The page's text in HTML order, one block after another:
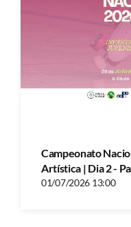
Campeonato
Artística | Dia 2 -
01/07/2026 13:00